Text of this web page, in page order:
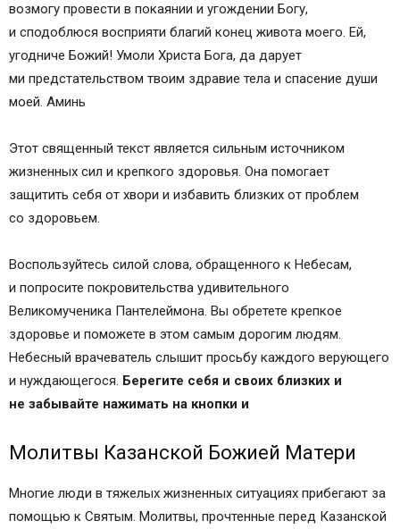
возмогу провести в покаянии и угождении Богу,
и сподоблюся восприяти благий конец живота моего. Ей,
угодниче Божий! Умоли Христа Бога, да дарует
ми предстательством твоим здравие тела и спасение души
моей. Аминь
Этот священный текст является сильным источником
жизненных сил и крепкого здоровья. Она помогает
защитить себя от хвори и избавить близких от проблем
со здоровьем.
Воспользуйтесь силой слова, обращенного к Небесам,
и попросите покровительства удивительного
Великомученика Пантелеймона. Вы обретете крепкое
здоровье и поможете в этом самым дорогим людям.
Небесный врачеватель слышит просьбу каждого верующего
и нуждающегося. Берегите себя и своих близких и
не забывайте нажимать на кнопки и
Молитвы Казанской Божией Матери
Многие люди в тяжелых жизненных ситуациях прибегают за
помощью к Святым. Молитвы, прочтенные перед Казанской